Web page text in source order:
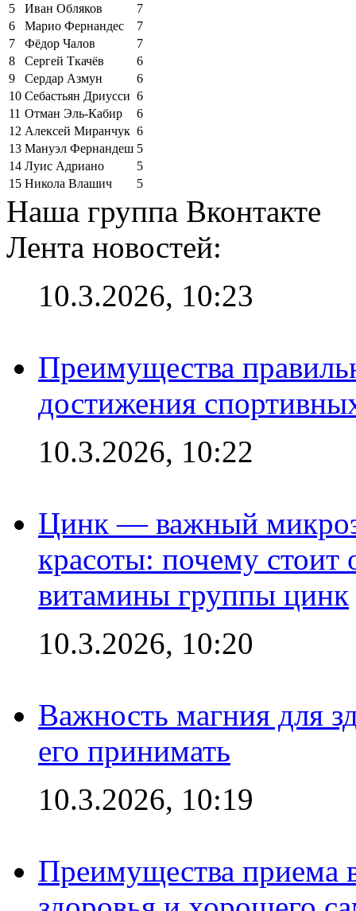
5
Иван Обляков
7
6
Марио Фернандес
7
7
Фёдор Чалов
7
8
Сергей Ткачёв
6
9
Сердар Азмун
6
10 Себастьян Дриусси 6
11 Отман Эль-Кабир
6
12 Алексей Миранчук 6
13 Мануэл Фернандеш 5
14 Луис Адриано
5
15 Никола Влашич 5
Наша группа Вконтакте
Лента новостей:
10.3.2026, 10:23
Преимущества
достижения
10.3.2026, 10:22
Цинк — важный
красоты: почему стоит
витамины группы цинк
10.3.2026, 10:20
Важность магния для
его принимать
10.3.2026, 10:19
Преимущества приема